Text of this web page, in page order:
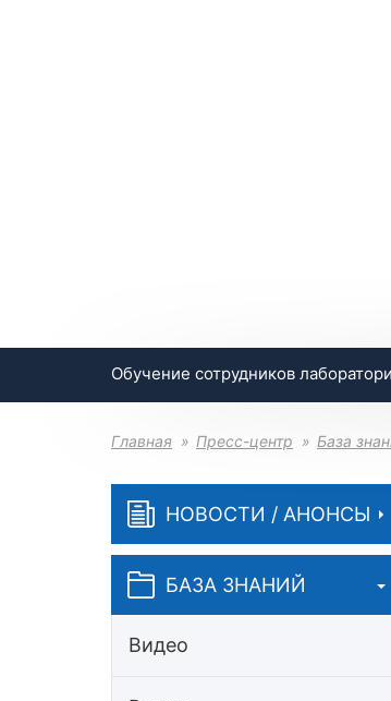
Обучение сотрудников
Главная Пресс-центр База
НОВОСТИ / АНОНСЫ
БАЗА ЗНАНИЙ
Видео